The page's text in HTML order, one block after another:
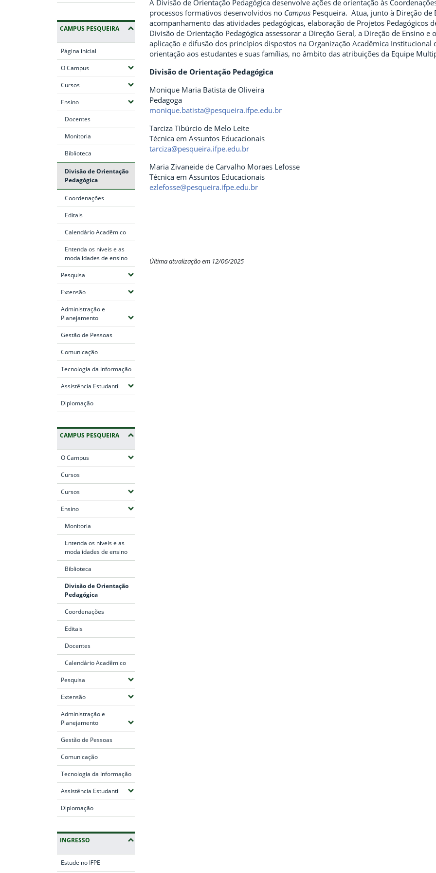
CAMPUS PESQUEIRA
Página inicial
O Campus(Expandir submenus)
Cursos(Expandir submenus)
Ensino(Expandir submenus)
Docentes
Monitoria
Biblioteca
Divisão de Orientação
Pedagógica
Coordenações
Editais
Calendário Acadêmico
Entenda os níveis e as
modalidades de ensino
Pesquisa (Expandir submenus)
Extensão(Expandir submenus)
Administração e
Planejamento(Expandir submenus)
Gestão de Pessoas
Comunicação
Tecnologia da Informação
Assistência Estudantil (Expandir submenus)
Diplomação
CAMPUS PESQUEIRA
O Campus(Expandir submenus)
Cursos
Cursos(Expandir submenus)
Ensino(Expandir submenus)
Monitoria
Entenda os níveis e as
modalidades de ensino
Biblioteca
Divisão de Orientação
Pedagógica
Coordenações
Editais
Docentes
Calendário Acadêmico
Pesquisa (Expandir submenus)
Extensão(Expandir submenus)
Administração e
Planejamento(Expandir submenus)
Gestão de Pessoas
Comunicação
Tecnologia da Informação
Assistência Estudantil (Expandir submenus)
Diplomação
INGRESSO
Estude no IFPE
A Divisão de Orientação Pedagógica desenvolve ações de orientação às
processos formativos desenvolvidos no Campus Pesqueira. Atua, junto à Direção de
acompanhamento das atividades pedagógicas, elaboração de Projetos Pedagógicos
Divisão de Orientação Pedagógica assessorar a Direção Geral, a Direção de Ensino
aplicação e difusão dos princípios dispostos na Organização Acadêmica
orientação aos estudantes e suas famílias, no âmbito das atribuições da Equipe
Divisão de Orientação Pedagógica
Monique Maria Batista de Oliveira
Pedagoga
monique.batista@pesqueira.ifpe.edu.br
Tarciza Tibúrcio de Melo Leite
Técnica em Assuntos Educacionais
tarciza@pesqueira.ifpe.edu.br
Maria Zivaneide de Carvalho Moraes Lefosse
Técnica em Assuntos Educacionais
ezlefosse@pesqueira.ifpe.edu.br
Última atualização em 12/06/2025